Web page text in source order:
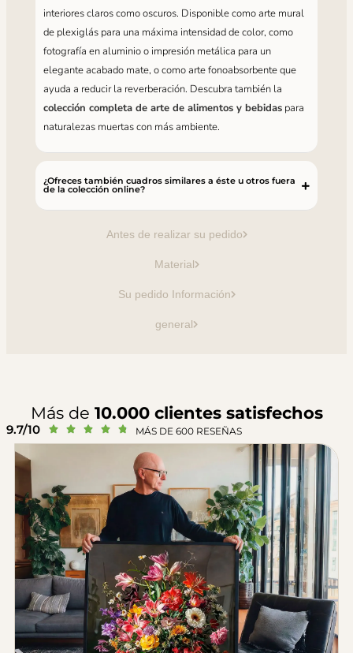
Antes de realizar su pedido
Material
Su pedido Información
general
interiores claros como oscuros. Disponible como arte mural
de plexiglás para una máxima intensidad de color, como
fotografía en aluminio o impresión metálica para un
elegante acabado mate, o como arte fonoabsorbente que
ayuda a reducir la reverberación. Descubra también la
colección completa de arte de alimentos y bebidaspara
naturalezas muertas con más ambiente.
¿Ofreces también cuadros similares a éste u otros fuera
de la colección online?
Más de 10.000 clientes satisfechos
9.7/10      MÁS DE 600 RESEÑAS